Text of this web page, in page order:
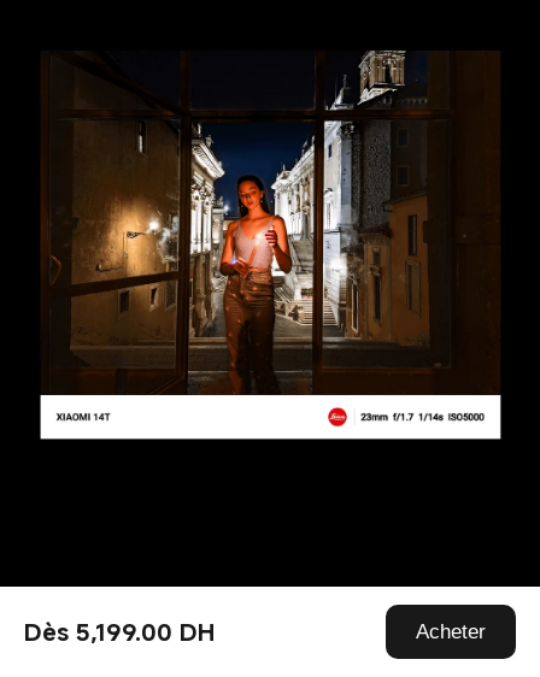
Dès 5,199.00‎ DH‎ Acheter
Trois objectifs, quatre